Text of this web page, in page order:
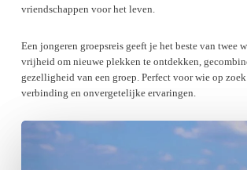
vriendschappen voor het leven.
Een jongeren groepsreis geeft je het beste van twee
vrijheid om nieuwe plekken te ontdekken,
gezelligheid van een groep. Perfect voor wie op
verbinding en onvergetelijke ervaringen.